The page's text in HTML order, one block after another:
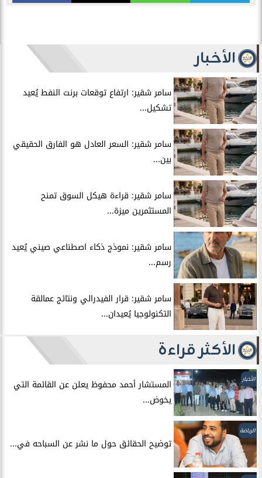
الأخبار
سامر شقير: ارتفاع توقعات برنت النفط يُعيد
تشكيل...
سامر شقير: السعر العادل هو الفارق الحقيقي
بين...
سامر شقير: قراءة هيكل السوق تمنح
المستثمرين ميزة...
سامر شقير: نموذج ذكاء اصطناعي صيني يُعيد
رسم...
سامر شقير: قرار الفيدرالي ونتائج عمالقة
التكنولوجيا يُعيدان...
الأكثر قراءة
الأخبار
المستشار أحمد محفوظ يعلن عن القائمة التي
يخوض...
الرياضة
توضيح الحقائق حول ما نشر عن السباحه في...